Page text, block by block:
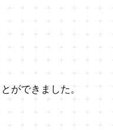
ができました。